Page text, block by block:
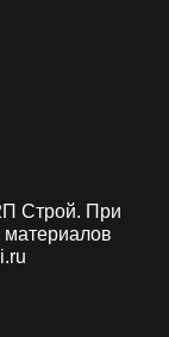
Строй. При
материалов